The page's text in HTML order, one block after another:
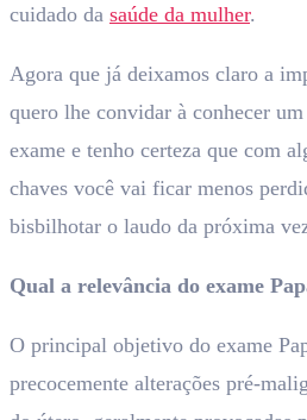
cuidado da saúde da mulher.
Agora que já deixamos claro a
quero lhe convidar à conhecer
exame e tenho certeza que com
chaves você vai ficar menos
bisbilhotar o laudo da próxima
Qual a relevância do exame
O principal objetivo do exame
precocemente alterações pré-